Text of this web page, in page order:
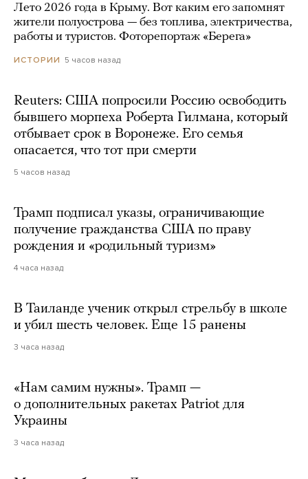
Лето 2026 года в Крыму. Вот каким его запомнят
жители полуострова — без топлива, электричества,
работы и туристов. Фоторепортаж «Берега»
ИСТОРИИ 5 часов назад
Reuters: США попросили Россию освободить
бывшего морпеха Роберта Гилмана, который
отбывает срок в Воронеже. Его семья
опасается, что тот при смерти
5 часов назад
Трамп подписал указы, ограничивающие
получение гражданства США по праву
рождения и «родильный туризм»
4 часа назад
В Таиланде ученик открыл стрельбу в школе
и убил шесть человек. Еще 15 ранены
3 часа назад
«Нам самим нужны». Трамп —
о дополнительных ракетах Patriot для
Украины
3 часа назад